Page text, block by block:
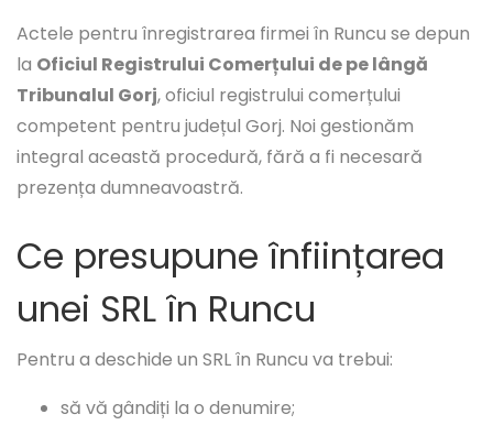
Actele pentru înregistrarea firmei în Runcu se depun
la Oficiul Registrului Comerțului de pe lângă
Tribunalul Gorj, oficiul registrului comerțului
competent pentru județul Gorj. Noi gestionăm
integral această procedură, fără a fi necesară
prezența dumneavoastră.
Ce presupune înființarea
unei SRL în Runcu
Pentru a deschide un SRL în Runcu va trebui:
să vă gândiți la o denumire;